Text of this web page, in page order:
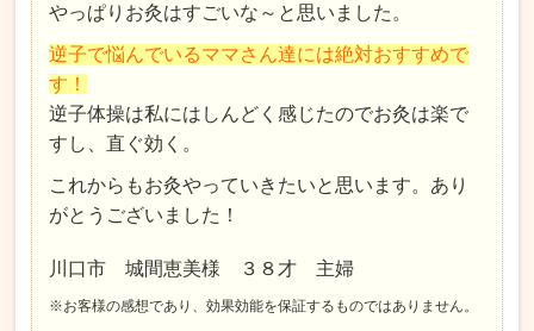
やっぱりお灸はすごいな～と思いました。
逆子で悩んでいるママさん達には絶対おすすめで
す！
逆子体操は私にはしんどく感じたのでお灸は楽で
すし、直ぐ効く。
これからもお灸やっていきたいと思います。あり
がとうございました！
川口市 城間恵美様 ３８才 主婦
※お客様の感想であり、効果効能を保証するものではありません。